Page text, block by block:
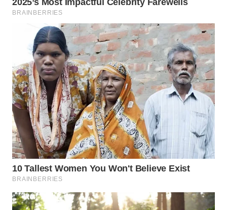
WN
PADANG
LAWAS
WN
SUMEDANG
WN
CIANJUR
WN
KEPULAUAN
SERIBU
WN